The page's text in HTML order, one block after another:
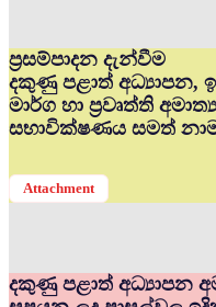
ප්‍රසම්පාදන දැන්වීම
දකුණු පළාත් අධ්‍යාපන,
මාර්ග හා ප්‍රවෘත්ති
සභාවික්ෂණය සමත්
Attachment
දකුණු පළාත් අධ්‍යාපන